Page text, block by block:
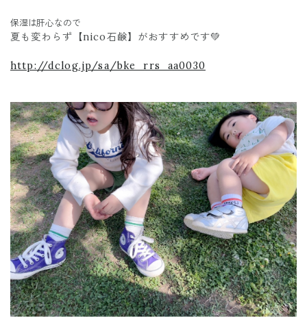
保湿は肝心なので
夏も変わらず【nico石鹸】がおすすめです💚
http://dclog.jp/sa/bke_rrs_aa0030